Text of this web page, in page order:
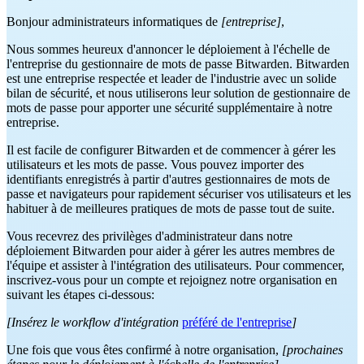
Bonjour administrateurs informatiques de [entreprise],
Nous sommes heureux d'annoncer le déploiement à l'échelle de
l'entreprise du gestionnaire de mots de passe Bitwarden. Bitwarden
est une entreprise respectée et leader de l'industrie avec un solide
bilan de sécurité, et nous utiliserons leur solution de gestionnaire de
mots de passe pour apporter une sécurité supplémentaire à notre
entreprise.
Il est facile de configurer Bitwarden et de commencer à gérer les
utilisateurs et les mots de passe. Vous pouvez importer des
identifiants enregistrés à partir d'autres gestionnaires de mots de
passe et navigateurs pour rapidement sécuriser vos utilisateurs et les
habituer à de meilleures pratiques de mots de passe tout de suite.
Vous recevrez des privilèges d'administrateur dans notre
déploiement Bitwarden pour aider à gérer les autres membres de
l'équipe et assister à l'intégration des utilisateurs. Pour commencer,
inscrivez-vous pour un compte et rejoignez notre organisation en
suivant les étapes ci-dessous:
[Insérez le workflow d'intégration préféré de l'entreprise]
Une fois que vous êtes confirmé à notre organisation, [prochaines